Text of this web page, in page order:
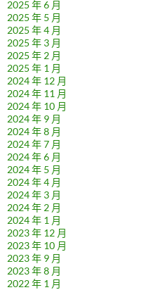
2025 年 6 月
2025 年 5 月
2025 年 4 月
2025 年 3 月
2025 年 2 月
2025 年 1 月
2024 年 12 月
2024 年 11 月
2024 年 10 月
2024 年 9 月
2024 年 8 月
2024 年 7 月
2024 年 6 月
2024 年 5 月
2024 年 4 月
2024 年 3 月
2024 年 2 月
2024 年 1 月
2023 年 12 月
2023 年 10 月
2023 年 9 月
2023 年 8 月
2022 年 1 月